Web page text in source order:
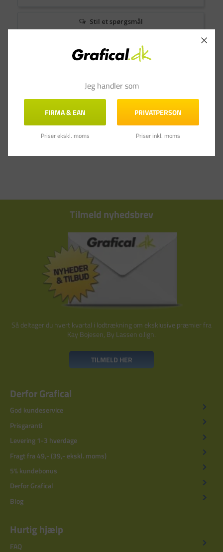
Stil et spørgsmål
Spørgsmål & Svar
Tilmeld nyhedsbrev
Så deltager du hvert kvartal i lodtrækning om eksklusive præmier fra
Kay Bojesen, By Lassen o.lign.
TILMELD HER
Derfor Grafical
God kundeservice
Prisgaranti
Levering 1-3 hverdage
Fragt fra 49,- (39,- ekskl. moms)
5% kundebonus
Derfor Grafical
Blog
Hurtig hjælp
FAQ
Jeg handler som
FIRMA & EAN
Priser ekskl. moms
PRIVATPERSON
Priser inkl. moms